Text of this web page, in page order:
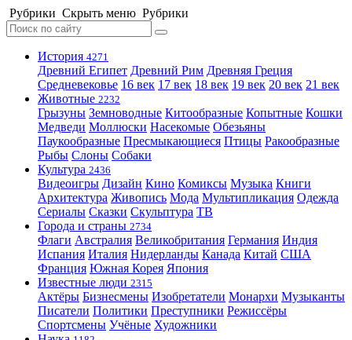
Рубрики Скрыть меню Рубрики
История 4271
Древний Египет Древний Рим Древняя Греция
Средневековье 16 век 17 век 18 век 19 век 20 век 21 век
Животные 2232
Грызуны Земноводные Китообразные Копытные Кошки
Медведи Моллюски Насекомые Обезьяны
Паукообразные Пресмыкающиеся Птицы Ракообразные
Рыбы Слоны Собаки
Культура 2436
Видеоигры Дизайн Кино Комиксы Музыка Книги
Архитектура Живопись Мода Мультипликация Одежда
Сериалы Сказки Скульптура ТВ
Города и страны 2734
Флаги Австралия Великобритания Германия Индия
Испания Италия Нидерланды Канада Китай США
Франция Южная Корея Япония
Известные люди 2315
Актёры Бизнесмены Изобретатели Монархи Музыканты
Писатели Политики Преступники Режиссёры
Спортсмены Учёные Художники